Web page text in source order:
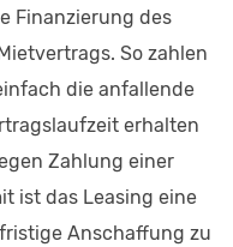
Finanzierung des
So zahlen
die anfallende
erhalten
Zahlung einer
ist das Leasing eine
Anschaffung zu